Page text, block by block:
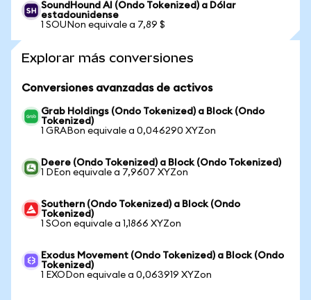
SoundHound AI (Ondo Tokenized) a Dólar
estadounidense
1 SOUNon equivale a 7,89 $
Explorar más conversiones
Conversiones avanzadas de activos
Grab Holdings (Ondo Tokenized) a Block (Ondo
Tokenized)
1 GRABon equivale a 0,046290 XYZon
Deere (Ondo Tokenized) a Block (Ondo Tokenized)
1 DEon equivale a 7,9607 XYZon
Southern (Ondo Tokenized) a Block (Ondo
Tokenized)
1 SOon equivale a 1,1866 XYZon
Exodus Movement (Ondo Tokenized) a Block (Ondo
Tokenized)
1 EXODon equivale a 0,063919 XYZon